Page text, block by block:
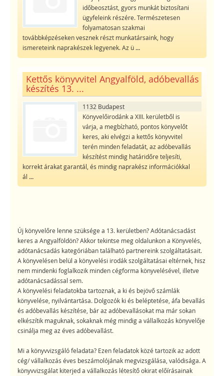
időbeosztást, gyors munkát biztosítani
ügyfeleink részére. Természetesen
folyamatosan szakmai
továbbképzéseken vesznek részt munkatársaink, hogy
ismereteink naprakészek legyenek. Az ü...
Kettős könyvvitel Angyalföld, adóbevallás
készítés 13. ...
1132 Budapest
Könyvelőirodánk a XIII. kerületből is
várja, a megbízható, pontos könyvelőt
keres, aki elvégzi a kettős könyvvitel
terén minden feladatát, az adóbevallás
készítést mindig határidőre teljesíti,
korrekt árakat garantál, és mindig naprakész információkkal
ál ...
Új könyvelőre lenne szüksége a 13. kerületben? Adótanácsadást
keres a Angyalföldön? Akkor tekintse meg oldalunkon a Könyvelés,
adótanácsadás kategóriában található partnereink szolgáltatásait.
A könyvelésen belül a könyvelési irodák szolgáltatásai eltérnek, hisz
nem mindenki foglalkozik minden cégforma könyvelésével, illetve
adótanácsadással sem.
A könyvelési feladatokba tartoznak, a ki és bejövő számlák
könyvelése, nyilvántartása. Dolgozók ki és beléptetése, áfa bevallás
és adóbevallás készítése, bár az adóbevallásokat ma már sokan
elkészítik maguknak, sokaknak még mindig a vállalkozás könyvelője
csinálja meg az éves adóbevallást.
Mi a könyvvizsgáló feladata? Ezen feladatok közé tartozik az adott
cég/ vállalkozás éves beszámolójának megvizsgálása, valódisága. A
könyvvizsgálat kiterjed a vállalkozás létesítő okirat előírásainak